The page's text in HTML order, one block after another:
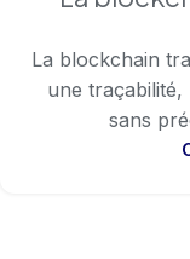
La blockchain
une
sans